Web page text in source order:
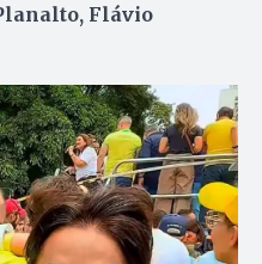
Flávio